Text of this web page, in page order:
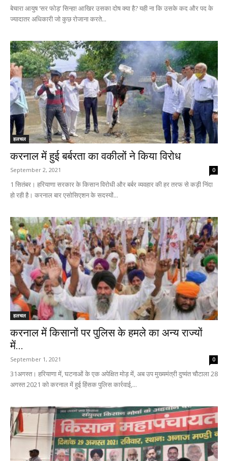
बेचारा आयुष ‘सर फोड़’ सिन्हा! आखिर उसका दोष क्या है? यही ना कि उसके कद और पद के
ज्यादातर अधिकारी जो कुछ रोजाना करते...
हलचल
करनाल में हुई बर्बरता का वकीलों ने किया विरोध
September 2, 2021 0
1 सितंबर। हरियाणा सरकार के किसान विरोधी और बर्बर व्यवहार की हर तरफ से कड़ी निंदा
हो रही है। करनाल बार एसोसिएशन के सदस्यों...
हलचल
करनाल में किसानों पर पुलिस के हमले का अन्य राज्यों
में...
September 1, 2021 0
31अगस्त। हरियाणा में, घटनाओं के एक अपेक्षित मोड़ में, अब उप मुख्यमंत्री दुष्यंत चौटाला 28
अगस्त 2021 को करनाल में हुई हिंसक पुलिस कार्रवाई,...